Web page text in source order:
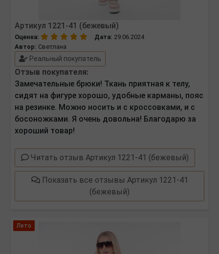
Артикул 1221-41 (бежевый)
Оценка: Дата: 29.06.2024
Автор: Светлана
Реальный покупатель
Отзыв покупателя:
Замечательные брюки! Ткань приятная к телу,
сидят на фигуре хорошо, удобные карманы, пояс
на резинке. Можно носить и с кроссовками, и с
босоножками. Я очень довольна! Благодарю за
хороший товар!
Читать отзыв Артикул 1221-41 (бежевый)
Показать все отзывы Артикул 1221-41
(бежевый)
Лето